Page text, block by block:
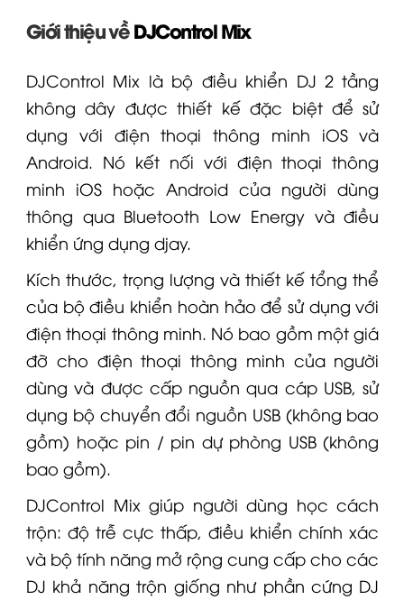
Giới thiệu vềDJControl Mix
DJControl Mix là bộ điều khiển DJ 2 tầng
không dây được thiết kế đặc biệt để sử
dụng với điện thoại thông minh iOS và
Android. Nó kết nối với điện thoại thông
minh iOS hoặc Android của người dùng
thông qua Bluetooth Low Energy và điều
khiển ứng dụng djay.
Kích thước, trọng lượng và thiết kế tổng thể
của bộ điều khiển hoàn hảo để sử dụng với
điện thoại thông minh. Nó bao gồm một giá
đỡ cho điện thoại thông minh của người
dùng và được cấp nguồn qua cáp USB, sử
dụng bộ chuyển đổi nguồn USB (không bao
gồm) hoặc pin / pin dự phòng USB (không
bao gồm).
DJControl Mixgiúp người dùng học cách
trộn: độ trễ cực thấp, điều khiển chính xác
và bộ tính năng mở rộng cung cấp cho các
DJ khả năng trộn giống như phần cứng DJ